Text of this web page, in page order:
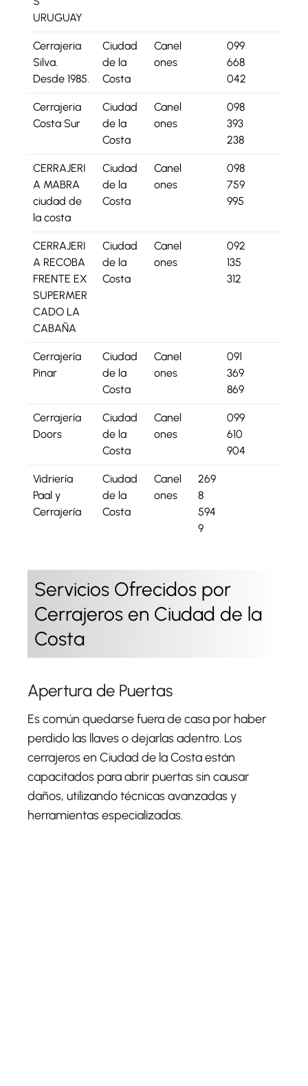
URUGUAY
Cerrajeria
Silva.
Desde 1985.
Ciudad
de la
Costa
Canel
ones
099
668
042
Cerrajeria
Costa Sur
Ciudad
de la
Costa
Canel
ones
098
393
238
CERRAJERI
A MABRA
ciudad de
la costa
Ciudad
de la
Costa
Canel
ones
098
759
995
CERRAJERI
A RECOBA
FRENTE EX
SUPERMER
CADO LA
CABAÑA
Ciudad
de la
Costa
Canel
ones
092
135
312
Cerrajería
Pinar
Ciudad
de la
Costa
Canel
ones
091
369
869
Cerrajería
Doors
Ciudad
de la
Costa
Canel
ones
099
610
904
Vidriería
Paal y
Cerrajería
Ciudad
de la
Costa
Canel
ones
269
8
594
9
Servicios Ofrecidos por
Cerrajeros en Ciudad de la
Costa
Apertura de Puertas
Es común quedarse fuera de casa por haber
perdido las llaves o dejarlas adentro. Los
cerrajeros en Ciudad de la Costa están
capacitados para abrir puertas sin causar
daños, utilizando técnicas avanzadas y
herramientas especializadas.